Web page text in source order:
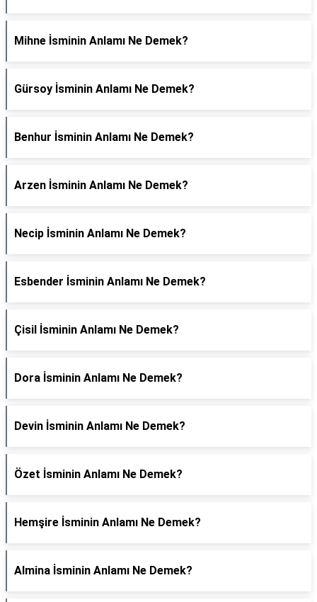
Mihne İsminin Anlamı Ne Demek?
Gürsoy İsminin Anlamı Ne Demek?
Benhur İsminin Anlamı Ne Demek?
Arzen İsminin Anlamı Ne Demek?
Necip İsminin Anlamı Ne Demek?
Esbender İsminin Anlamı Ne Demek?
Çisil İsminin Anlamı Ne Demek?
Dora İsminin Anlamı Ne Demek?
Devin İsminin Anlamı Ne Demek?
Özet İsminin Anlamı Ne Demek?
Hemşire İsminin Anlamı Ne Demek?
Almina İsminin Anlamı Ne Demek?